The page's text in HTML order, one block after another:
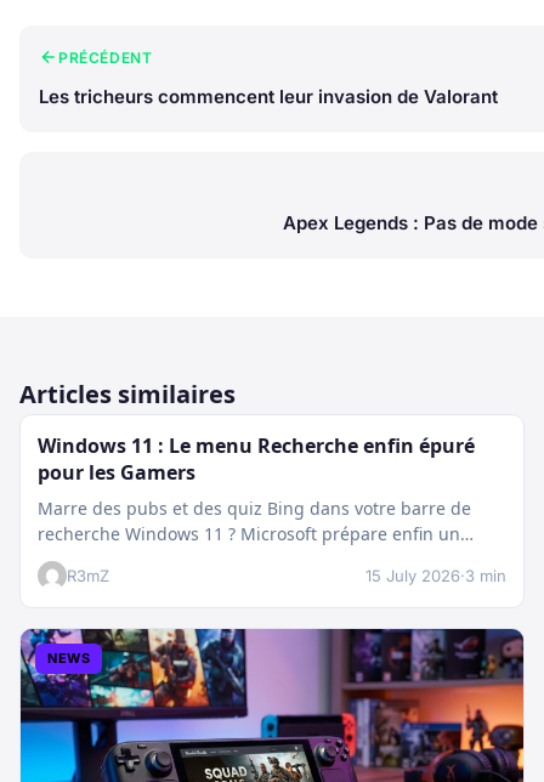
PRÉCÉDENT
Les tricheurs commencent leur invasion de Valorant
Apex Legends : Pas de
Articles similaires
Windows 11 : Le menu Recherche enfin épuré
pour les Gamers
Marre des pubs et des quiz Bing dans votre barre de
recherche Windows 11 ? Microsoft prépare enfin un
nettoyage…
R3mZ 15 July 2026·3 min
NEWS